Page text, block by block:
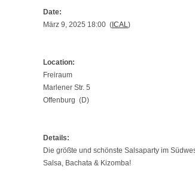
Date:
März 9, 2025 18:00 ( ICAL)
Location:
Freiraum
Marlener Str. 5
Offenburg (D)
Details:
Die größte und schönste Salsaparty im
Salsa, Bachata & Kizomba!